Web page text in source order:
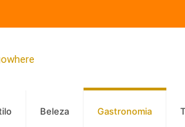
Beleza Gastronomia